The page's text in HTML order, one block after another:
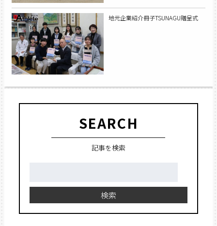
地元企業紹介冊子TSUNAGU贈呈式
SEARCH
記事を検索
検索